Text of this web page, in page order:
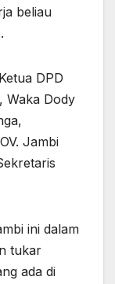
beliau
DPD
Waka Dody
Jambi
ini dalam
tukar
ada di